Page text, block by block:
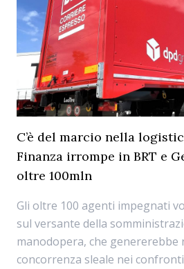
C’è del marcio nella
Finanza irrompe in BRT e
oltre 100mln
Gli oltre 100 agenti impegnati
sul versante della
manodopera, che
concorrenza sleale nei